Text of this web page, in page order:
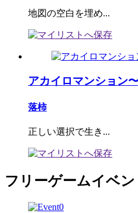
地図の空白を埋め...
アカイロマンション
落柿
正しい選択で生き...
フリーゲームイベン